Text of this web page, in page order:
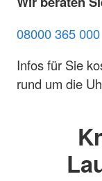
08000 365 000
Infos für Sie
rund um die